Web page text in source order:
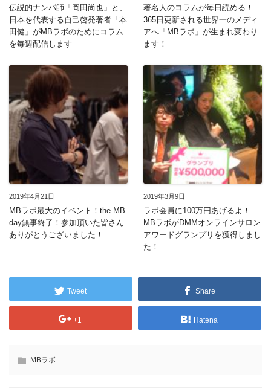
伝説的ナンパ師「岡田尚也」と、
日本を代表する自己啓発著者「本
田健」がMBラボのためにコラム
を毎週配信します
著名人のコラムが毎日読める！
365日更新される世界一のメディ
アへ「MBラボ」が生まれ変わり
ます！
2019年4月21日
MBラボ最大のイベント！the MB
day無事終了！参加頂いた皆さん
ありがとうございました！
2019年3月9日
ラボ会員に100万円あげるよ！
MBラボがDMMオンラインサロン
アワードグランプリを獲得しまし
た！
Tweet Share
+1 Hatena
MBラボ